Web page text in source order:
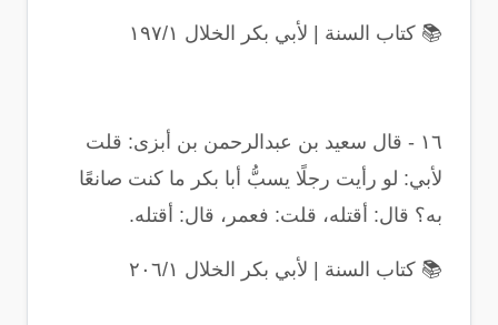
📚 كتاب السنة | لأبي بكر الخلال ١٩٧/١
١٦ - قال سعيد بن عبدالرحمن بن أبزى: قلت
لأبي: لو رأيت رجلًا يسبُّ أبا بكر ما كنت صانعًا
به؟ قال: أقتله، قلت: فعمر، قال: أقتله.
📚 كتاب السنة | لأبي بكر الخلال ٢٠٦/١